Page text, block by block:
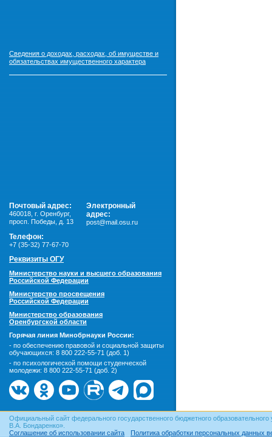
Сведения о доходах, расходах, об имуществе и
обязательствах имущественного характера
Почтовый адрес:
460018 г. Оренбург,
просп. Победы, д. 13
Электронный
адрес:
post@mail.osu.ru
Телефон:
+7 (35-32) 77-67-70
Реквизиты ОГУ
Министерство науки и высшего образования
Российской Федерации
Министерство просвещения
Российской Федерации
Министерство образования
Оренбургской области
Горячая линия Минобрнауки России:
- по обеспечению правовой и социальной защиты
обучающихся: 8 800 222-55-71 (доб. 1)
- по психологической помощи студенческой
молодежи: 8 800 222-55-71 (доб. 2)
Официальный сайт федерального государственного бюджетного
В.А. Бондаренко».
Соглашение об использовании сайта
Политика обработки персональных данных